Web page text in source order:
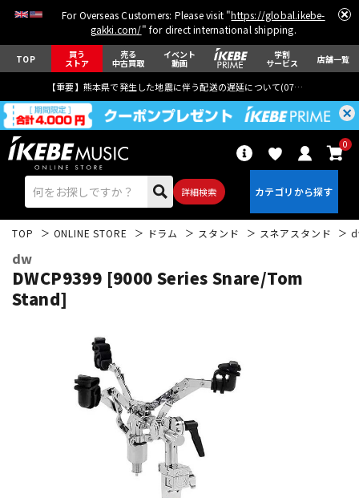
For Overseas Customers: Please visit "https://global.ikebe-
gakki.com/" for direct international shipping.
TOP 買う
ストア
売る
中古買取
イベント
動画
学割
サービス 店舗一覧
【重要】熊本県で発生した地震に伴う配送の遅延について(07月29日
詳細検索
0
ベース ウクレレ
TOP ONLINE STORE ドラム スタンド スネアスタンド
dw
DWCP9399 [9000 Series Snare/Tom
Stand]